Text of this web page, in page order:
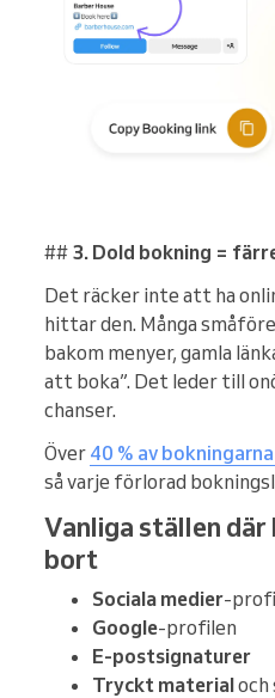
## 3. Dold bokning =
Det räcker inte att ha
hittar den. Många
bakom menyer, gamla
att boka”. Det leder till
chanser.
Över 40 % av
så varje förlorad
Vanliga ställen där
bort
Sociala medier-
Google-profilen
E-postsignaturer
Tryckt materialoch